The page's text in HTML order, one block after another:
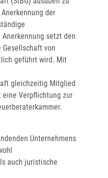
der
setzt den
Gesellschaft von
geführt wird. Mit
gleichzeitig Mitglied
eine Verpflichtung zur
Unternehmens
auch juristische